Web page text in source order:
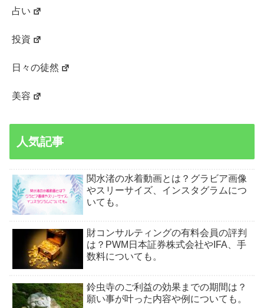
占い
投資
日々の徒然
美容
人気記事
関水渚の水着動画とは？グラビア画像
やスリーサイズ、インスタグラムにつ
いても。
財コンサルティングの有料会員の評判
は？PWM日本証券株式会社やIFA、手
数料についても。
鈴虫寺のご利益の効果までの期間は？
願い事が叶った内容や例についても。